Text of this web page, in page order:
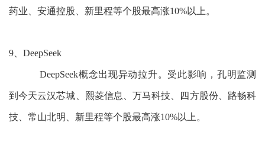
药业、安通控股、新里程等个股最高涨10%以上。
9、DeepSeek
DeepSeek概念出现异动拉升。受此影响，孔明监测
到今天云汉芯城、熙菱信息、万马科技、四方股份、路畅科
技、常山北明、新里程等个股最高涨10%以上。